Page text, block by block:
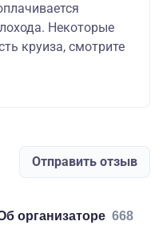
Некоторые
круиза, смотрите
Отправить отзыв
об организаторе 668